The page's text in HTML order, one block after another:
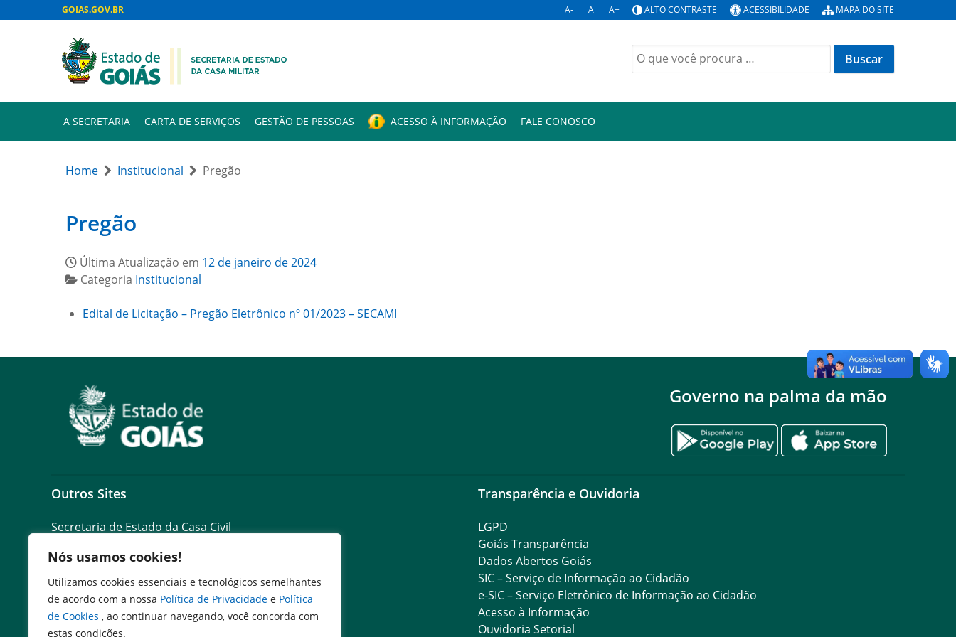
Nós usamos cookies!
Utilizamos cookies essenciais e tecnológicos semelhantes
de acordo com a nossa Política de Privacidade e Política
de Cookies , ao continuar navegando, você concorda com
estas condições.
GOIAS.GOV.BR A- A A+ ALTO CONTRASTE ACESSIBILIDADE MAPA DO SITE
Buscar
por:
A SECRETARIA CARTA DE SERVIÇOS GESTÃO DE PESSOAS ACESSO À INFORMAÇÃO FALE CONOSCO
Home Institucional Pregão
Pregão
Última Atualização em 12 de janeiro de 2024
Categoria Institucional
Edital de Licitação – Pregão Eletrônico nº 01/2023 – SECAMI
Governo na palma da mão
Outros Sites
Secretaria de Estado da Casa Civil
Assembléia Legislativa do Estado de Goiás
Transparência e Ouvidoria
LGPD
Goiás Transparência
Dados Abertos Goiás
SIC – Serviço de Informação ao Cidadão
e-SIC – Serviço Eletrônico de Informação ao Cidadão
Acesso à Informação
Ouvidoria Setorial